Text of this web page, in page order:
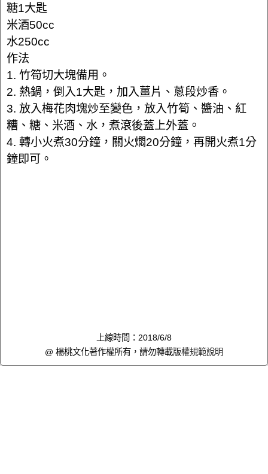
糖1大匙
米酒50cc
水250cc
作法
1. 竹筍切大塊備用。
2. 熱鍋，倒入1大匙，加入薑片、蔥段炒香。
3. 放入梅花肉塊炒至變色，放入竹筍、醬油、紅
糟、糖、米酒、水，煮滾後蓋上外蓋。
4. 轉小火煮30分鐘，關火燜20分鐘，再開火煮1分
鐘即可。
上線時間：2018/6/8
@ 楊桃文化著作權所有，請勿轉載版權規範說明